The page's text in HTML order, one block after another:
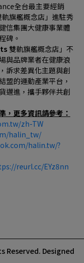
全台最主要經銷
軌旗艦概念店」進駐秀
信集團大健康事業體
碑。
雙軌旗艦概念店」不
與品牌業者在健康浪
訴求差異化主題與創
盟的運動產業平台，
邁進，攜手夥伴共創
，更多資訊請參考：
zh-TW
halin_tw/
halin.tw/?
reurl.cc/EYz8nn
Reserved. Designed